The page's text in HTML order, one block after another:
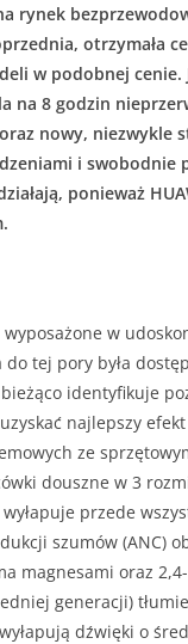
rynek
otrzymała
w podobnej
na 8 godzin
nowy, niezwykle
i swobodnie
ponieważ
wyposażone w
tej pory była
identyfikuje
najlepszy
ze
douszne w 3
przede
szumów (ANC)
magnesami oraz
generacji)
dźwięki o